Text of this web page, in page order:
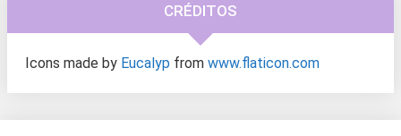
CRÉDITOS
Icons made by Eucalyp from www.flaticon.com